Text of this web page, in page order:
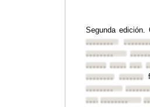
Segunda edición.
••••••••
••••••••
••••••••••••••••
•••••••• ••••••••
••••••••
••••••••••••••••